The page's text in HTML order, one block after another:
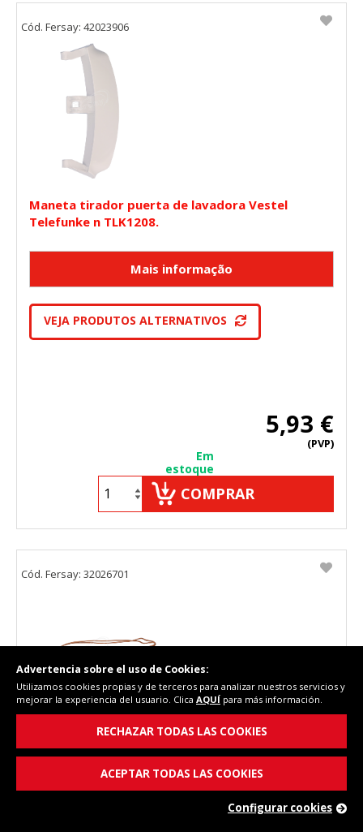
Maneta tirador puerta de lavadora Vestel
Telefunke n TLK1208.
VEJA PRODUTOS ALTERNATIVOS
5,93 €
(PVP)
Em
estoque
COMPRAR
Cód. Fersay: 42023906
BIMETAL TERM/GR/465-540-565/550MM
Cód. Fersay: 32026701
Advertencia sobre el uso de Cookies:
Utilizamos cookies propias y de terceros para analizar nuestros servicios y
mejorar la experiencia del usuario. Clica AQUÍ para más información.
RECHAZAR TODAS LAS COOKIES
ACEPTAR TODAS LAS COOKIES
Configurar cookies